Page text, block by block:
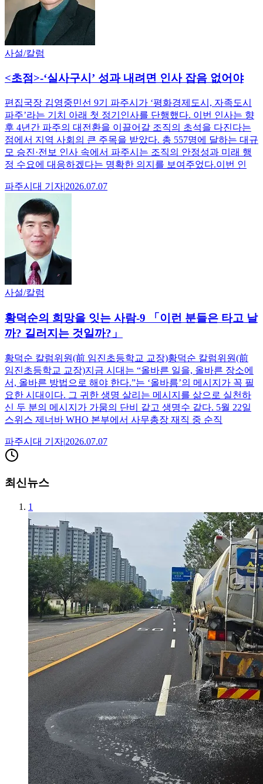
사설/칼럼
<초점>-‘실사구시’ 성과 내려면 인사 잡음 없어야
편집국장 김영중민선 9기 파주시가 ‘평화경제도시, 자족도시
파주’라는 기치 아래 첫 정기인사를 단행했다. 이번 인사는 향
후 4년간 파주의 대전환을 이끌어갈 조직의 초석을 다진다는
점에서 지역 사회의 큰 주목을 받았다. 총 557명에 달하는 대규
모 승진·전보 인사 속에서 파주시는 조직의 안정성과 미래 행
정 수요에 대응하겠다는 명확한 의지를 보여주었다.이번 인
파주시대 기자|2026.07.07
사설/칼럼
황덕순의 희망을 잇는 사람-9 「이런 분들은 타고 날
까? 길러지는 것일까?」
황덕순 칼럼위원(前 임진초등학교 교장)황덕순 칼럼위원(前
임진초등학교 교장)지금 시대는 “올바른 일을, 올바른 장소에
서, 올바른 방법으로 해야 한다.”는 ‘올바름’의 메시지가 꼭 필
요한 시대이다. 그 귀한 생명 살리는 메시지를 삶으로 실천하
신 두 분의 메시지가 가뭄의 단비 같고 생명수 같다. 5월 22일
스위스 제너바 WHO 본부에서 사무총장 재직 중 순직
파주시대 기자|2026.07.07
최신뉴스
1